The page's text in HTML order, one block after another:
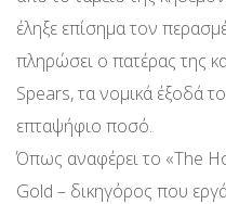
έληξε επίσημα τον
πληρώσει ο πατέρας της
Spears, τα νομικά έξοδά
επταψήφιο ποσό.
Όπως αναφέρει το «The
Gold – δικηγόρος που